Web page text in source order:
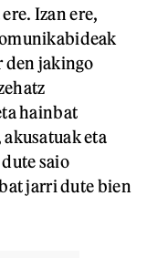
Izan ere,
den jakingo
hainbat
eta
saio
jarri dute bien